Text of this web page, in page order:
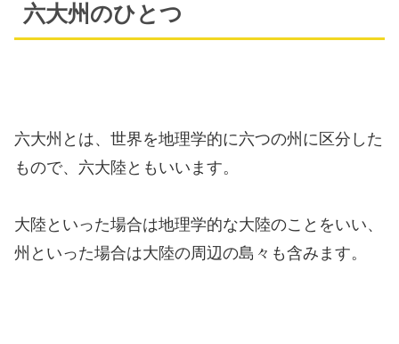
六大州のひとつ
六大州とは、世界を地理学的に六つの州に区分した
もので、六大陸ともいいます。
大陸といった場合は地理学的な大陸のことをいい、
州といった場合は大陸の周辺の島々も含みます。